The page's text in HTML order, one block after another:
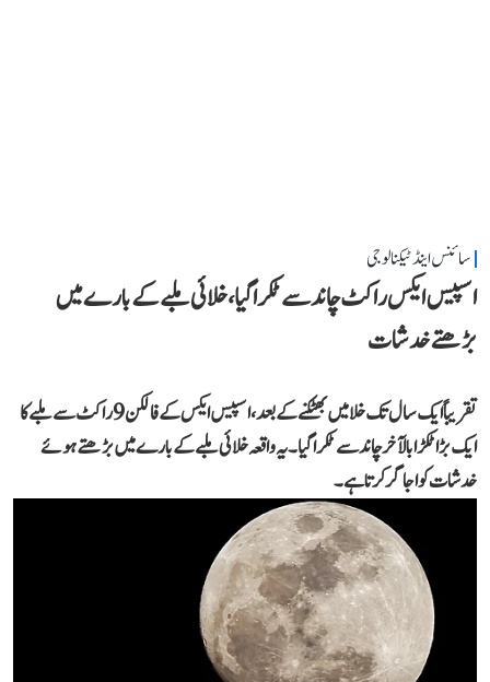
سائنس اینڈ ٹیکنالوجی
اسپیس ایکس راکٹ چاند سے ٹکرا گیا، خلائی ملبے کے بارے میں
بڑھتے خدشات
تقریباً ایک سال تک خلا میں بھٹکنے کے بعد، اسپیس ایکس کےفالکن 9 راکٹ سے ملبے کا
ایک بڑا ٹکڑا بالآخر چاند سے ٹکرا گیا۔ یہ واقعہ خلائی ملبے کے بارے میں بڑھتے ہوئے
خدشات کو اجاگر کرتا ہے۔